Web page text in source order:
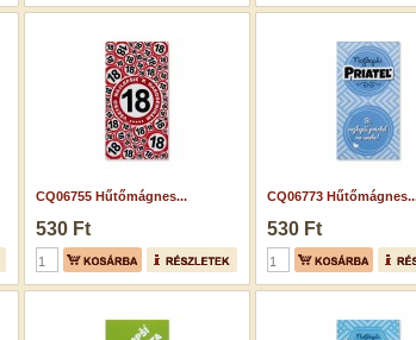
CQ06755 Hűtőmágnes...
530 Ft
CQ06773
530 Ft